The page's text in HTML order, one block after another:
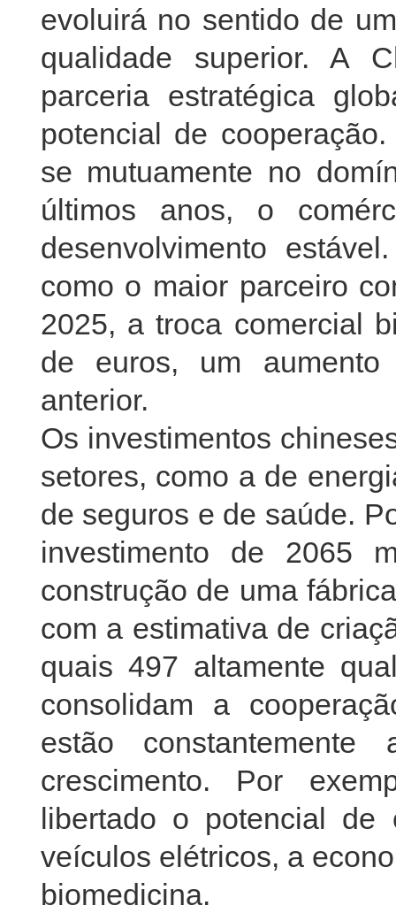
evoluirá no sentido de
qualidade superior. A
parceria estratégica
potencial de
se mutuamente no
últimos anos, o
desenvolvimento
como o maior parceiro
2025, a troca comercial
de euros, um
anterior.
Os investimentos
setores, como a de
de seguros e de saúde.
investimento de 2065
construção de uma
com a estimativa de
quais 497 altamente
consolidam a
estão
crescimento. Por
libertado o potencial
veículos elétricos, a
biomedicina.